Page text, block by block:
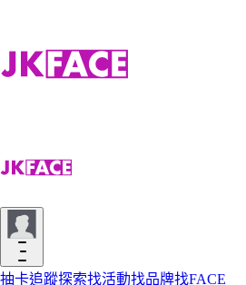
抽卡追蹤探索找活動找品牌找FACE